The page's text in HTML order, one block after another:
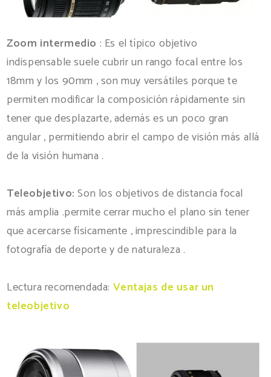
Zoom intermedio : Es el típico objetivo
indispensable suele cubrir un rango focal entre los
18mm y los 90mm , son muy versátiles porque te
permiten modificar la composición rápidamente sin
tener que desplazarte, además es un poco gran
angular , permitiendo abrir el campo de visión más allá
de la visión humana .
Teleobjetivo: Son los objetivos de distancia focal
más amplia .permite cerrar mucho el plano sin tener
que acercarse físicamente , imprescindible para la
fotografía de deporte y de naturaleza .
Lectura recomendada: Ventajas de usar un
teleobjetivo